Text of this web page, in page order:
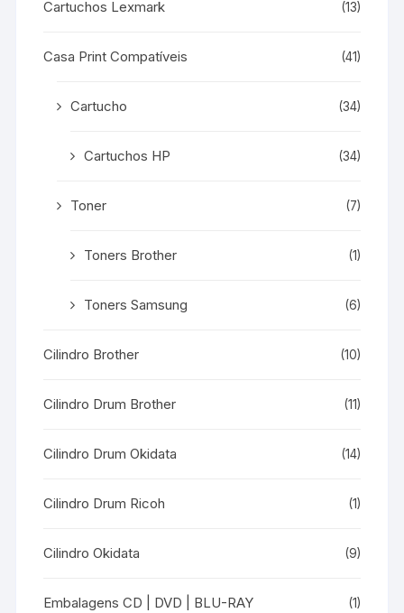
Cartuchos Lexmark (13)
Casa Print Compatíveis (41)
Cartucho (34)
Cartuchos HP (34)
Toner (7)
Toners Brother (1)
Toners Samsung (6)
Cilindro Brother (10)
Cilindro Drum Brother (11)
Cilindro Drum Okidata (14)
Cilindro Drum Ricoh (1)
Cilindro Okidata (9)
Embalagens CD | DVD | BLU-RAY (1)